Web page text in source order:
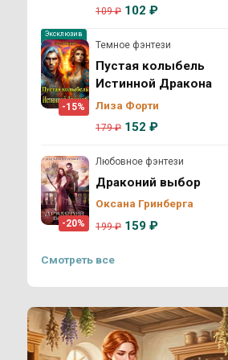
109 ₽ 102 ₽
Эксклюзив
-15%
Темное фэнтези
Пустая колыбель
Истинной Дракона
Лиза Форти
179 ₽ 152 ₽
-20%
Любовное фэнтези
Драконий выбор
Оксана Гринберга
199 ₽ 159 ₽
Смотреть все